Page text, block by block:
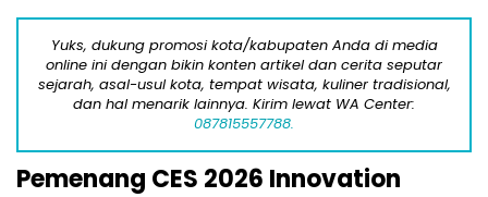
Yuks, dukung promosi kota/kabupaten Anda di media
online ini dengan bikin konten artikel dan cerita seputar
sejarah, asal-usul kota, tempat wisata, kuliner tradisional,
dan hal menarik lainnya. Kirim lewat WA Center:
087815557788.
Pemenang CES 2026 Innovation